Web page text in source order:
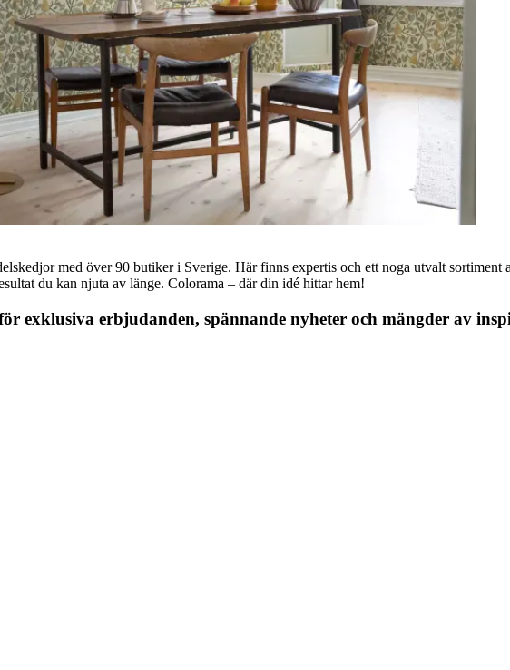
med över 90 butiker i Sverige. Här finns expertis och ett noga utvalt
du kan njuta av länge. Colorama – där din idé hittar hem!
exklusiva erbjudanden, spännande nyheter och mängder av